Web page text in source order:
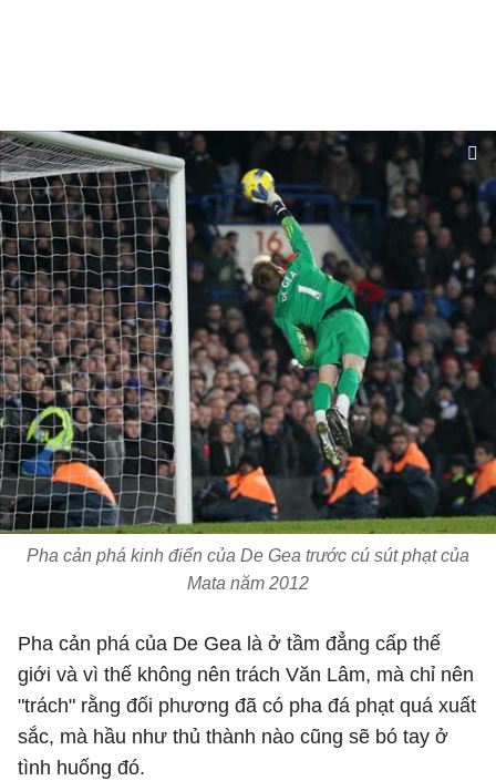
Pha cản phá kinh điển của De Gea trước cú sút phạt của
Mata năm 2012
Pha cản phá của De Gea là ở tầm đẳng cấp thế
giới và vì thế không nên trách Văn Lâm, mà chỉ nên
"trách" rằng đối phương đã có pha đá phạt quá xuất
sắc, mà hầu như thủ thành nào cũng sẽ bó tay ở
tình huống đó.